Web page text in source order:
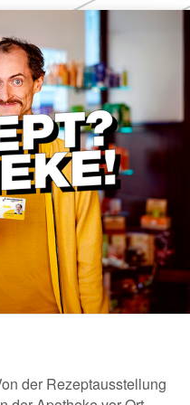
der Rezeptausstellung